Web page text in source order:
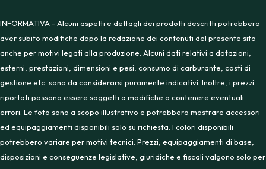
INFORMATIVA - Alcuni aspetti e dettagli dei prodotti descritti potrebbero
aver subito modifiche dopo la redazione dei contenuti del presente sito
anche per motivi legati alla produzione. Alcuni dati relativi a dotazioni,
esterni, prestazioni, dimensioni e pesi, consumo di carburante, costi di
gestione etc. sono da considerarsi puramente indicativi. Inoltre, i prezzi
riportati possono essere soggetti a modifiche o contenere eventuali
errori. Le foto sono a scopo illustrativo e potrebbero mostrare accessori
ed equipaggiamenti disponibili solo su richiesta. I colori disponibili
potrebbero variare per motivi tecnici. Prezzi, equipaggiamenti di base,
disposizioni e conseguenze legislative, giuridiche e fiscali valgono solo per